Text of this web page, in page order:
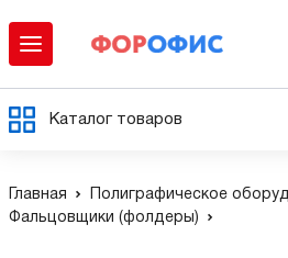
Каталог товаров
Главная
Полиграфическое
Фальцовщики (фолдеры)